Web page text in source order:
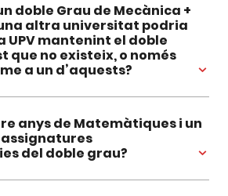
doble Grau de Mecànica +
altra universitat podria
UPV mantenint el doble
que no existeix, o només
a un d’aquests?
anys de Matemàtiques i un
del doble grau?